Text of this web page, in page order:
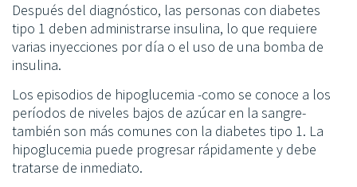
Después del diagnóstico, las personas con diabetes
tipo 1 deben administrarse insulina, lo que requiere
varias inyecciones por día o el uso de una bomba de
insulina.
Los episodios de hipoglucemia -como se conoce a los
períodos de niveles bajos de azúcar en la sangre-
también son más comunes con la diabetes tipo 1. La
hipoglucemia puede progresar rápidamente y debe
tratarse de inmediato.